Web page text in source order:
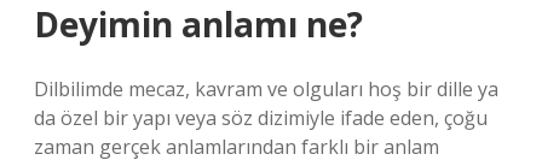
Deyimin anlamı ne?
Dilbilimde mecaz, kavram ve olguları hoş bir dille ya
da özel bir yapı veya söz dizimiyle ifade eden, çoğu
zaman gerçek anlamlarından farklı bir anlam